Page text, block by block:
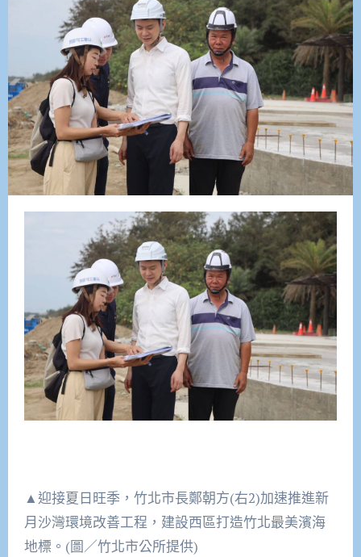
▲迎接夏日旺季，竹北市長鄭朝方(右2)加速推進新
月沙灣環境改善工程，建設西區打造竹北最美濱海
地標。(圖／竹北市公所提供)